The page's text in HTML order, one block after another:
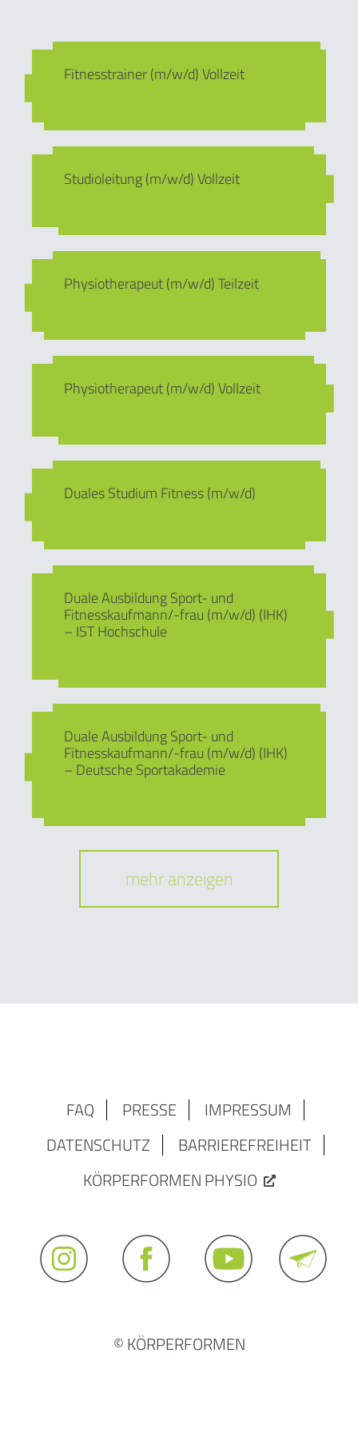
Fitnesstrainer (m/w/d) Vollzeit
Studioleitung (m/w/d) Vollzeit
Physiotherapeut (m/w/d) Teilzeit
Physiotherapeut (m/w/d) Vollzeit
Duales Studium Fitness (m/w/d)
Duale Ausbildung Sport- und
Fitnesskaufmann/-frau (m/w/d) (IHK)
– IST Hochschule
Duale Ausbildung Sport- und
Fitnesskaufmann/-frau (m/w/d) (IHK)
– Deutsche Sportakademie
mehr anzeigen
FAQ PRESSE
IMPRESSUM
DATENSCHUTZ
BARRIEREFREIHEIT
KÖRPERFORMEN PHYSIO
© KÖRPERFORMEN